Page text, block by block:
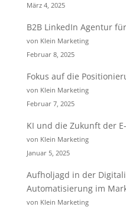
März 4, 2025
B2B LinkedIn Agentur
von Klein Marketing
Februar 8, 2025
Fokus auf die
von Klein Marketing
Februar 7, 2025
KI und die Zukunft der
von Klein Marketing
Januar 5, 2025
Aufholjagd in der
Automatisierung im
von Klein Marketing